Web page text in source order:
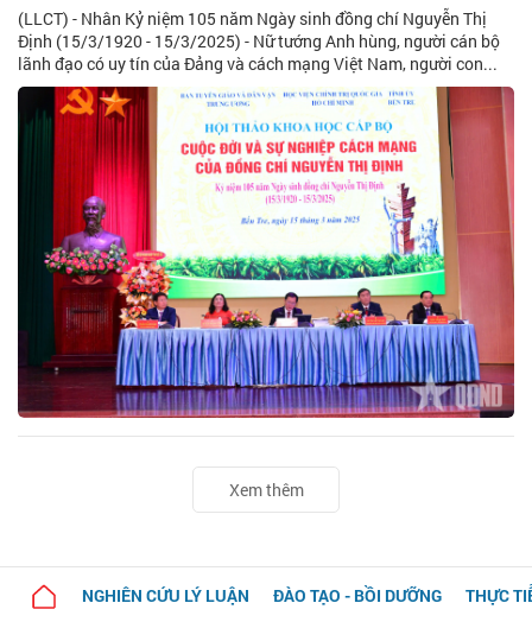
(LLCT) - Nhân Kỷ niệm 105 năm Ngày sinh đồng chí Nguyễn Thị
Định (15/3/1920 - 15/3/2025) - Nữ tướng Anh hùng, người cán bộ
lãnh đạo có uy tín của Đảng và cách mạng Việt Nam, người con...
Xem thêm
NGHIÊN CỨU LÝ LUẬN ĐÀO TẠO - BỒI DƯỠNG THỰC